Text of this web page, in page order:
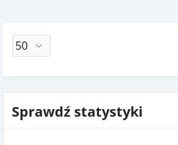
Sprawdź statystyki